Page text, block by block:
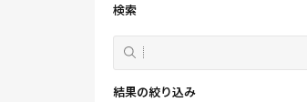
検索
結果の絞り込み